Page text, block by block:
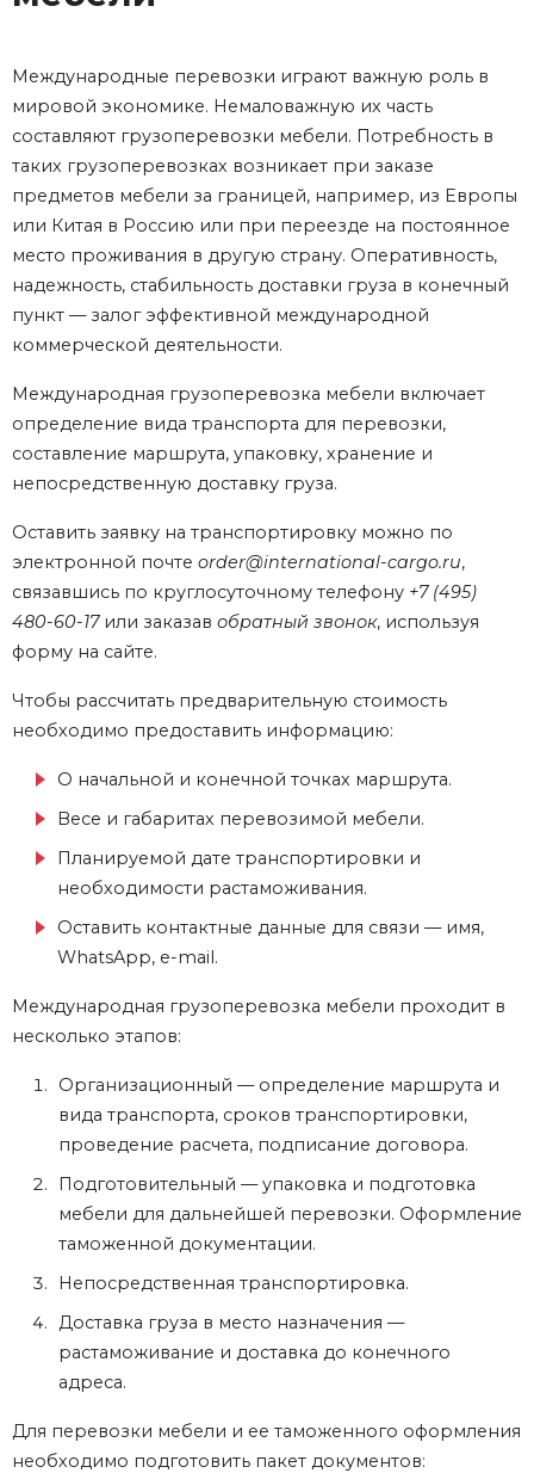
Международные перевозки играют важную роль в
мировой экономике. Немаловажную их часть
составляют грузоперевозки мебели. Потребность в
таких грузоперевозках возникает при заказе
предметов мебели за границей, например, из Европы
или Китая в Россию или при переезде на постоянное
место проживания в другую страну. Оперативность,
надежность, стабильность доставки груза в конечный
пункт — залог эффективной международной
коммерческой деятельности.
Международная грузоперевозка мебели включает
определение вида транспорта для перевозки,
составление маршрута, упаковку, хранение и
непосредственную доставку груза.
Оставить заявку на транспортировку можно по
электронной почте order@international-cargo.ru,
связавшись по круглосуточному телефону +7 (495)
480-60-17или заказав обратный звонок, используя
форму на сайте.
Чтобы рассчитать предварительную стоимость
необходимо предоставить информацию:
О начальной и конечной точках маршрута.
Весе и габаритах перевозимой мебели.
Планируемой дате транспортировки и
необходимости растаможивания.
Оставить контактные данные для связи — имя,
WhatsApp, e-mail.
Международная грузоперевозка мебели проходит в
несколько этапов:
Организационный — определение маршрута и
вида транспорта, сроков транспортировки,
проведение расчета, подписание договора.
Подготовительный — упаковка и подготовка
мебели для дальнейшей перевозки. Оформление
таможенной документации.
Непосредственная транспортировка.
Доставка груза в место назначения —
растаможивание и доставка до конечного
адреса.
Для перевозки мебели и ее таможенного оформления
необходимо подготовить пакет документов: